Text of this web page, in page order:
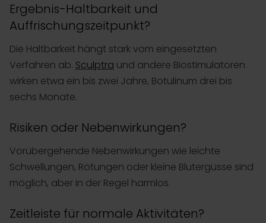
Ergebnis-Haltbarkeit und
Auffrischungszeitpunkt?
Die Haltbarkeit hängt stark vom eingesetzten
Verfahren ab. Sculptra und andere Biostimulatoren
wirken etwa ein bis zwei Jahre, Botulinum drei bis
sechs Monate.
Risiken oder Nebenwirkungen?
Vorübergehende Nebenwirkungen wie leichte
Schwellungen, Rötungen oder kleine Blutergüsse sind
möglich, aber in der Regel harmlos.
Zeitleiste für normale Aktivitäten?